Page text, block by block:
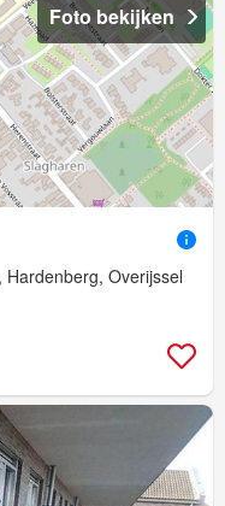
Foto bekijken
Overijssel